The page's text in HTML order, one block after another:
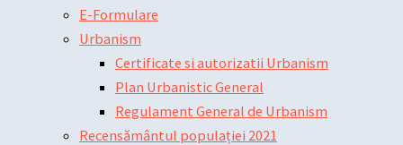
E-Formulare
Urbanism
Certificate si autorizatii Urbanism
Plan Urbanistic General
Regulament General de Urbanism
Recensământul populației 2021